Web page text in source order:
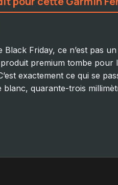
Friday, ce n’est pas
produit premium tombe pour
exactement ce qui se
quarante-trois